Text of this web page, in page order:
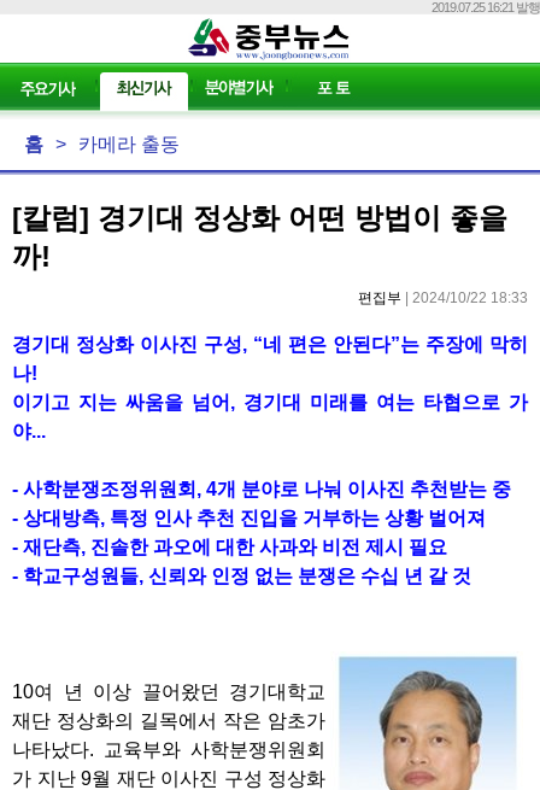
2019.07.25 16:21 발행
홈 > 카메라 출동
[칼럼] 경기대 정상화 어떤 방법이 좋을
까!
편집부 | 2024/10/22 18:33
경기대 정상화 이사진 구성, “네 편은 안된다”는 주장에 막히
나!
이기고 지는 싸움을 넘어 , 경기대 미래를 여는 타협으로 가
야...
- 사학분쟁조정위원회 , 4개 분야로 나눠 이사진 추천받는 중
- 상대방측, 특정 인사 추천 진입을 거부하는 상황 벌어져
- 재단측, 진솔한 과오에 대한 사과와 비전 제시 필요
- 학교구성원들, 신뢰와 인정 없는 분쟁은 수십 년 갈 것
10여 년 이상 끌어왔던 경기대학교
재단 정상화의 길목에서 작은 암초가
나타났다.
교육부와 사학분쟁위원회
가 지난 9월 재단 이사진 구성 정상화